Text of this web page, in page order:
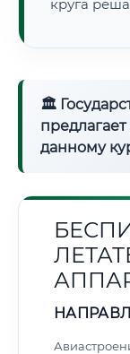
круга
🏛
данному